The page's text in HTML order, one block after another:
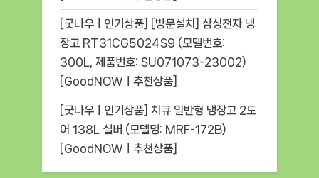
[굿나우ㅣ인기상품] [방문설치] 삼성전자 냉
장고 RT31CG5024S9 (모델번호:
300L, 제품번호: SU071073-23002)
[GoodNOWㅣ추천상품]
[굿나우ㅣ인기상품] 치큐 일반형 냉장고 2도
어 138L 실버 (모델명: MRF-172B)
[GoodNOWㅣ추천상품]